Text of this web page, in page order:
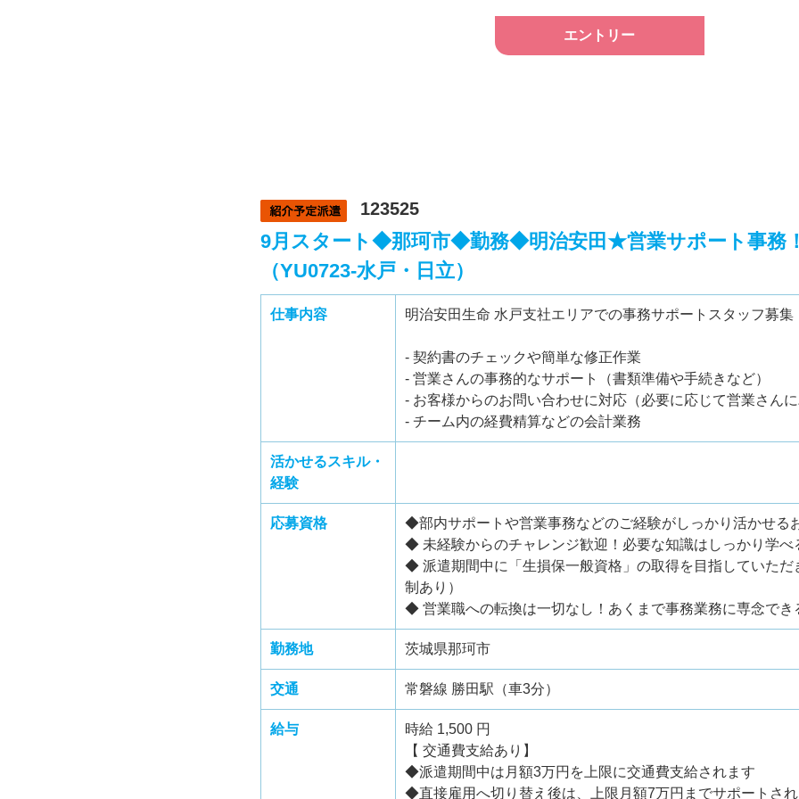
エントリー
123525
9月スタート◆那珂市◆勤務◆明治安田★営業サポート事務
（YU0723‐水戸・日立）
仕事内容 明治安田生命 水戸支社エリアでの事務サポートスタッフ募
- 契約書のチェックや簡単な修正作業
- 営業さんの事務的なサポート（書類準備や手続きなど）
- お客様からのお問い合わせに対応（必要に応じて営業さん
- チーム内の経費精算などの会計業務
活かせるスキル・
経験
応募資格
◆部内サポートや営業事務などのご経験がしっかり活かせる
◆ 未経験からのチャレンジ歓迎！必要な知識はしっかり学べ
◆ 派遣期間中に「生損保一般資格」の取得を目指していただ
制あり）
◆ 営業職への転換は一切なし！あくまで事務業務に専念でき
勤務地 茨城県那珂市
交通 常磐線 勝田駅（車3分）
給与
時給 1,500 円
【 交通費支給あり】
◆派遣期間中は月額3万円を上限に交通費支給されます
◆直接雇用へ切り替え後は、上限月額7万円までサポートさ